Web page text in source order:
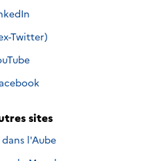
suivre sur
suivre sur
Twitter)
suivre sur
suivre sur
sites
l'Aube